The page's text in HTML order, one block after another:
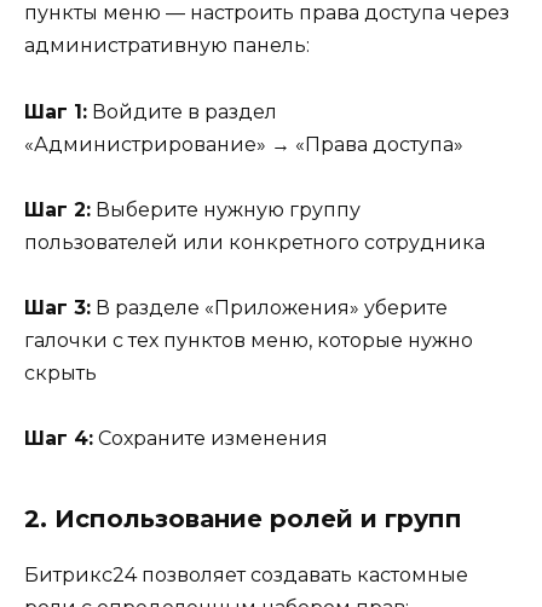
пункты меню — настроить права доступа через
административную панель:
Шаг 1: Войдите в раздел
«Администрирование» → «Права доступа»
Шаг 2: Выберите нужную группу
пользователей или конкретного сотрудника
Шаг 3: В разделе «Приложения» уберите
галочки с тех пунктов меню, которые нужно
скрыть
Шаг 4: Сохраните изменения
2. Использование ролей и групп
Битрикс24 позволяет создавать кастомные